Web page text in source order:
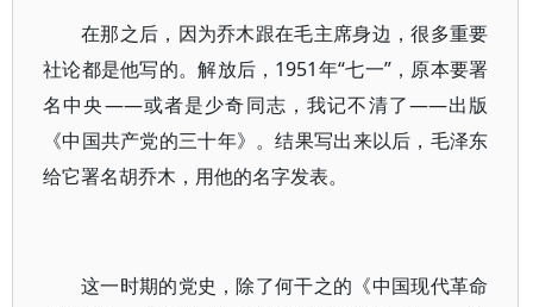
在那之后，因为乔木跟在毛主席身边，很多重要
社论都是他写的。解放后，1951年“七一”，原本要署
名中央——或者是少奇同志，我记不清了——出版
《中国共产党的三十年》。结果写出来以后，毛泽东
给它署名胡乔木，用他的名字发表。
这一时期的党史，除了何干之的《中国现代革命